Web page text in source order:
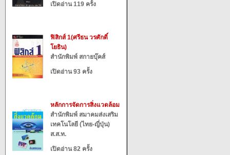
เปิดอ่าน 119 ครั้ง
ฟิสิกส์ 1(ศรีธน วรศักดิ์
โยธิน)
สำนักพิมพ์ สกายบุ๊คส์
เปิดอ่าน 93 ครั้ง
หลักการจัดการสิ่งแวดล้อม
สำนักพิมพ์ สมาคมส่งเสริม
เทคโนโลยี (ไทย-ญี่ปุ่น)
ส.ส.ท.
เปิดอ่าน 82 ครั้ง